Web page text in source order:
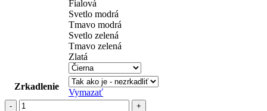
Fialová
Svetlo modrá
Tmavo modrá
Svetlo zelená
Tmavo zelená
Zlatá
Zrkadlenie
Vymazať
množstvo